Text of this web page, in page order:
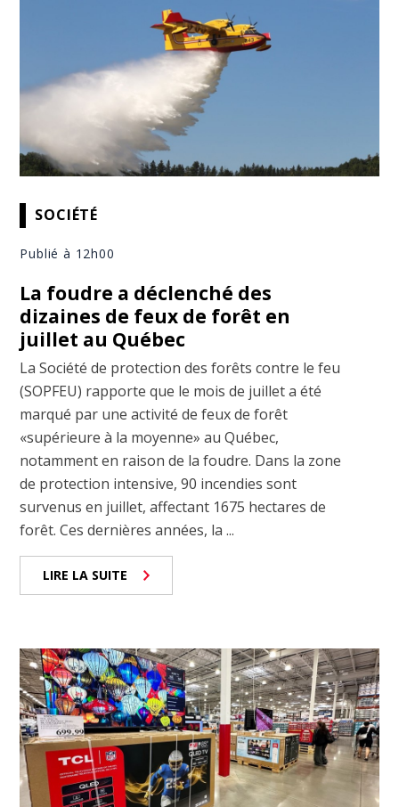
SOCIÉTÉ
Publié à 12h00
La foudre a déclenché des
dizaines de feux de forêt en
juillet au Québec
La Société de protection des forêts contre le feu
(SOPFEU) rapporte que le mois de juillet a été
marqué par une activité de feux de forêt
«supérieure à la moyenne» au Québec,
notamment en raison de la foudre. Dans la zone
de protection intensive, 90 incendies sont
survenus en juillet, affectant 1675 hectares de
forêt. Ces dernières années, la ...
LIRE LA SUITE